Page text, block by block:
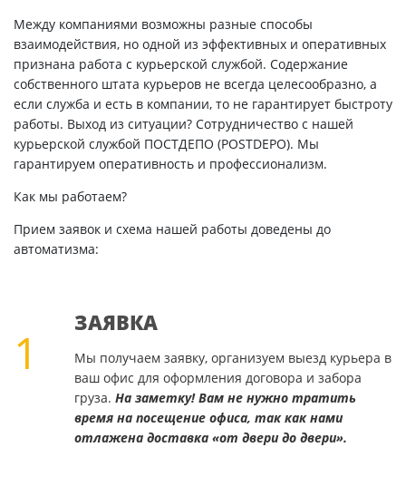
Между компаниями возможны разные способы
взаимодействия, но одной из эффективных и оперативных
признана работа с курьерской службой. Содержание
собственного штата курьеров не всегда целесообразно, а
если служба и есть в компании, то не гарантирует быстроту
работы. Выход из ситуации? Сотрудничество с нашей
курьерской службой ПОСТДЕПО (POSTDEPO). Мы
гарантируем оперативность и профессионализм.
Как мы работаем?
Прием заявок и схема нашей работы доведены до
автоматизма:
1
ЗАЯВКА
Мы получаем заявку, организуем выезд курьера в
ваш офис для оформления договора и забора
груза. На заметку! Вам не нужно тратить
время на посещение офиса, так как нами
отлажена доставка «от двери до двери».